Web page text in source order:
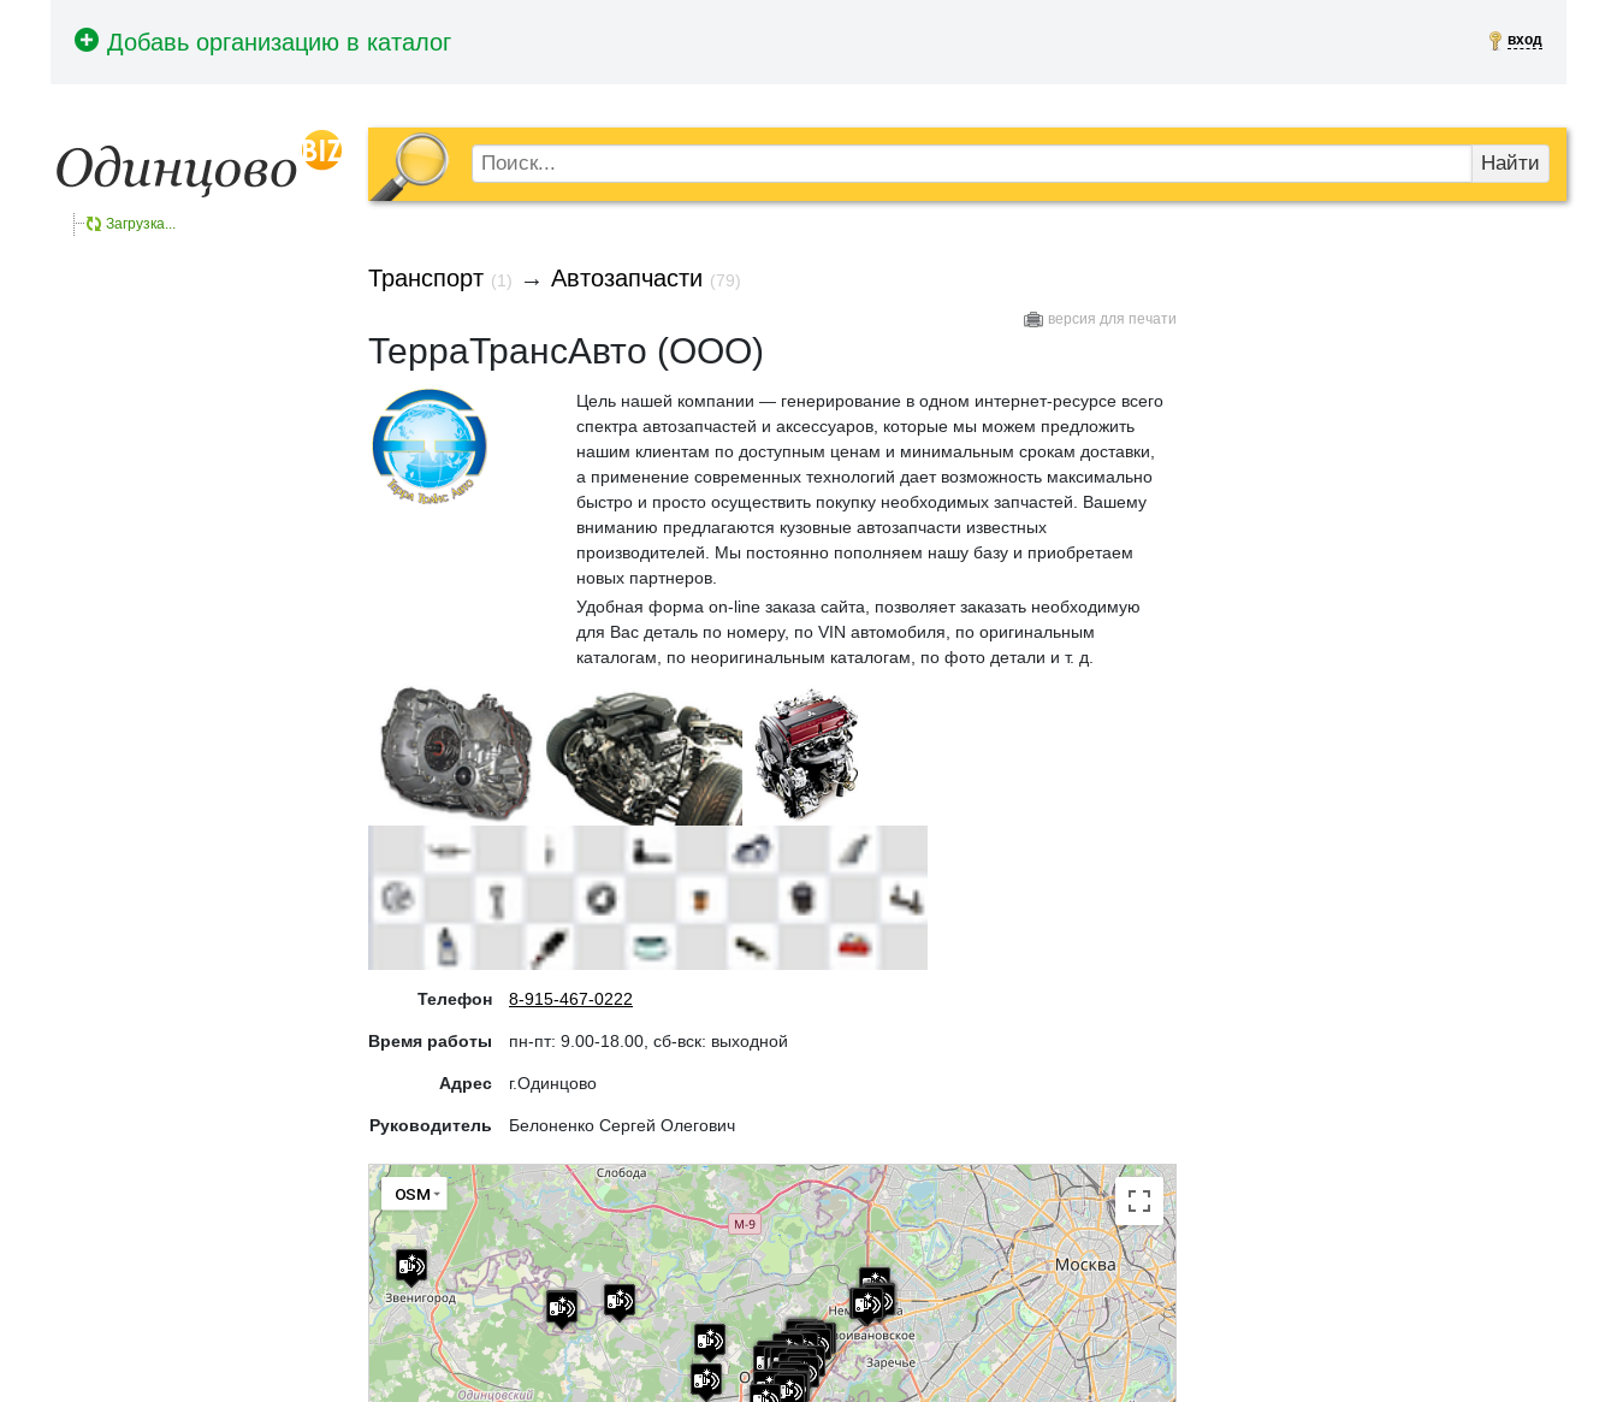
вход
Найти
Загрузка...
Транспорт (1) → Автозапчасти (79)
версия для печати
ТерраТрансАвто (ООО)
Цель нашей компании — генерирование в одном интернет-ресурсе всего
спектра автозапчастей и аксессуаров, которые мы можем предложить
нашим клиентам по доступным ценам и минимальным срокам доставки,
а применение современных технологий дает возможность максимально
быстро и просто осуществить покупку необходимых запчастей. Вашему
вниманию предлагаются кузовные автозапчасти известных
производителей. Мы постоянно пополняем нашу базу и приобретаем
новых партнеров.
Удобная форма on-line заказа сайта, позволяет заказать необходимую
для Вас деталь по номеру, по VIN автомобиля, по оригинальным
каталогам, по неоригинальным каталогам, по фото детали и т. д.
Телефон 8-915-467-0222
Время работы пн-пт: 9.00-18.00, сб-вск: выходной
Адрес г.Одинцово
Руководитель Белоненко Сергей Олегович
OSM